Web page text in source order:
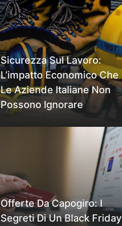
Sicurezza Sul Lavoro:
L’impatto Economico Che
Le Aziende Italiane Non
Possono Ignorare
Offerte Da Capogiro: I
Segreti Di Un Black Friday